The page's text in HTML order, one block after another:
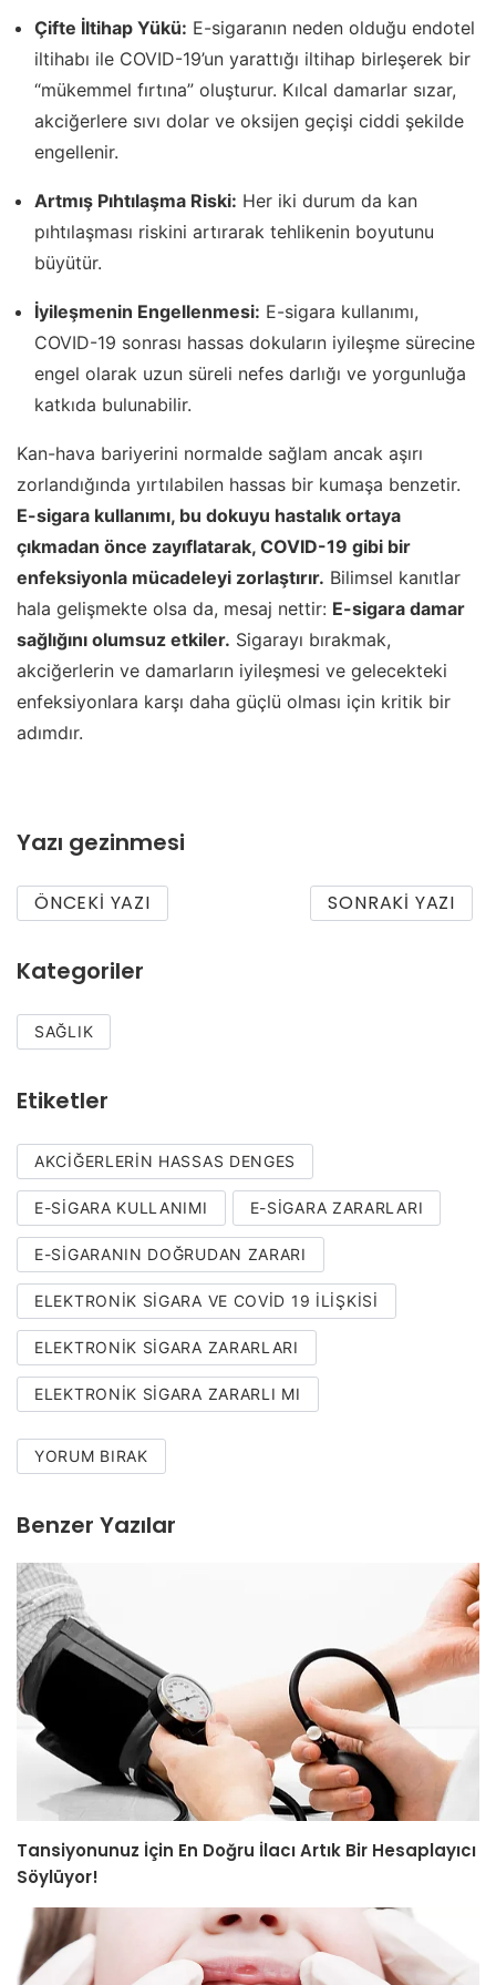
Çifte İltihap Yükü: E-sigaranın neden olduğu endotel
iltihabı ile COVID-19’un yarattığı iltihap birleşerek bir
“mükemmel fırtına” oluşturur. Kılcal damarlar sızar,
akciğerlere sıvı dolar ve oksijen geçişi ciddi şekilde
engellenir.
Artmış Pıhtılaşma Riski: Her iki durum da kan
pıhtılaşması riskini artırarak tehlikenin boyutunu
büyütür.
İyileşmenin Engellenmesi: E-sigara kullanımı,
COVID-19 sonrası hassas dokuların iyileşme sürecine
engel olarak uzun süreli nefes darlığı ve yorgunluğa
katkıda bulunabilir.
Kan-hava bariyerini normalde sağlam ancak aşırı
zorlandığında yırtılabilen hassas bir kumaşa benzetir.
E-sigara kullanımı, bu dokuyu hastalık ortaya
çıkmadan önce zayıflatarak, COVID-19 gibi bir
enfeksiyonla mücadeleyi zorlaştırır. Bilimsel kanıtlar
hala gelişmekte olsa da, mesaj nettir: E-sigara damar
sağlığını olumsuz etkiler. Sigarayı bırakmak,
akciğerlerin ve damarların iyileşmesi ve gelecekteki
enfeksiyonlara karşı daha güçlü olması için kritik bir
adımdır.
Yazı gezinmesi
ÖNCEKI YAZI SONRAKI YAZI
Kategoriler
SAĞLIK
Etiketler
AKCIĞERLERIN HASSAS DENGES
E-SIGARA KULLANIMI E-SIGARA ZARARLARI
E-SIGARANIN DOĞRUDAN ZARARI
ELEKTRONIK SIGARA VE COVID 19 ILIŞKISI
ELEKTRONIK SIGARA ZARARLARI
ELEKTRONIK SIGARA ZARARLI MI
YORUM BIRAK
Benzer Yazılar
Tansiyonunuz İçin En Doğru İlacı Artık Bir Hesaplayıcı
Söylüyor!